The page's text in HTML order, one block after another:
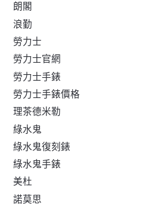
朗閣
浪勤
勞力士
勞力士官網
勞力士手錶
勞力士手錶價格
理茶德米勒
綠水鬼
綠水鬼復刻錶
綠水鬼手錶
美杜
諾莫思